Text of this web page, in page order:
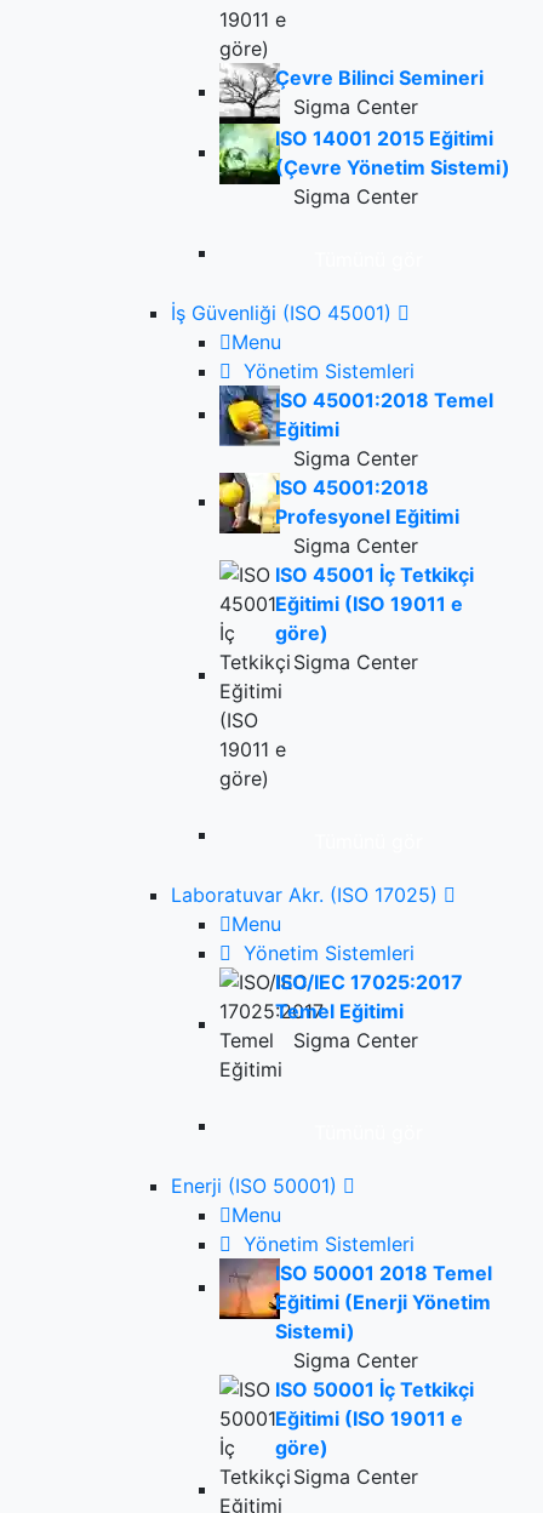
Çevre Bilinci Semineri
Sigma Center
ISO 14001 2015 Eğitimi
(Çevre Yönetim Sistemi)
Sigma Center
İş Güvenliği (ISO 45001)
Menu
Yönetim Sistemleri
ISO 45001:2018 Temel
Eğitimi
Sigma Center
ISO 45001:2018
Profesyonel Eğitimi
Sigma Center
ISO 45001 İç Tetkikçi
Eğitimi (ISO 19011 e
göre)
Sigma Center
Laboratuvar Akr. (ISO 17025)
Menu
Yönetim Sistemleri
ISO/IEC 17025:2017
Temel Eğitimi
Sigma Center
Enerji (ISO 50001)
Menu
Yönetim Sistemleri
ISO 50001 2018 Temel
Eğitimi (Enerji Yönetim
Sistemi)
Sigma Center
ISO 50001 İç Tetkikçi
Eğitimi (ISO 19011 e
göre)
Sigma Center